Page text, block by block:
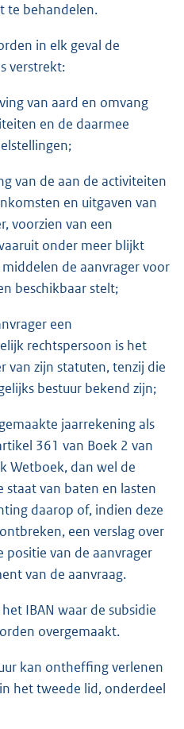
te behandelen.
in elk geval de
verstrekt:
van aard en omvang
en de daarmee
van de aan de activiteiten
en uitgaven van
voorzien van een
onder meer blijkt
de aanvrager voor
beschikbaar stelt;
een
rechtspersoon is het
van zijn statuten, tenzij die
bestuur bekend zijn;
jaarrekening als
361 van Boek 2 van
Wetboek, dan wel de
staat van baten en lasten
daarop of, indien deze
een verslag over
positie van de aanvrager
van de aanvraag.
IBAN waar de subsidie
overgemaakt.
kan ontheffing verlenen
het tweede lid, onderdeel